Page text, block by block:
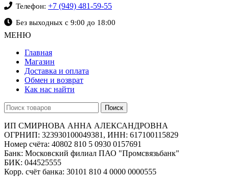
Телефон: +7 (949) 481-59-55
Без выходных с 9:00 до 18:00
МЕНЮ
Главная
Магазин
Доставка и оплата
Обмен и возврат
Как нас найти
Поиск
ИП СМИРНОВА АННА АЛЕКСАНДРОВНА
ОГРНИП: 323930100049381, ИНН: 617100115829
Номер счёта: 40802 810 5 0930 0157691
Банк: Московский филиал ПАО "Промсвязьбанк"
БИК: 044525555
Корр. счёт банка: 30101 810 4 0000 0000555